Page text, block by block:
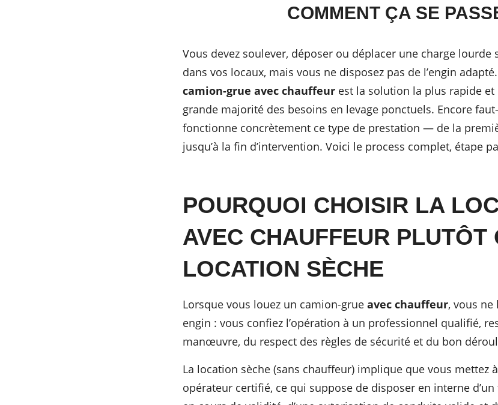
COMMENT ÇA SE
Vous devez soulever, déposer ou déplacer une charge lourde
dans vos locaux, mais vous ne disposez pas de l’engin
camion-grue avec chauffeur est la solution la plus rapide
grande majorité des besoins en levage ponctuels. Encore
fonctionne concrètement ce type de prestation — de la
jusqu’à la fin d’intervention. Voici le process complet, étape
POURQUOI CHOISIR LA
AVEC CHAUFFEUR PLUTÔT
LOCATION SÈCHE
Lorsque vous louez un camion-grue avec chauffeur, vous ne
engin : vous confiez l’opération à un professionnel qualifié,
manœuvre, du respect des règles de sécurité et du bon
La location sèche (sans chauffeur) implique que vous mettez
opérateur certifié, ce qui suppose de disposer en interne d’un